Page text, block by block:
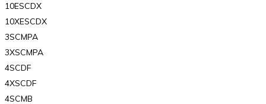
10ESCDX
10XESCDX
3SCMPA
3XSCMPA
4SCDF
4XSCDF
4SCMB